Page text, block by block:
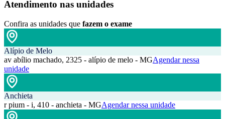
Atendimento nas unidades
Confira as unidades que fazem o exame
Alípio de Melo
av abílio machado, 2325 - alípio de melo - MGAgendar nessa
unidade
Anchieta
r pium - i, 410 - anchieta - MGAgendar nessa unidade